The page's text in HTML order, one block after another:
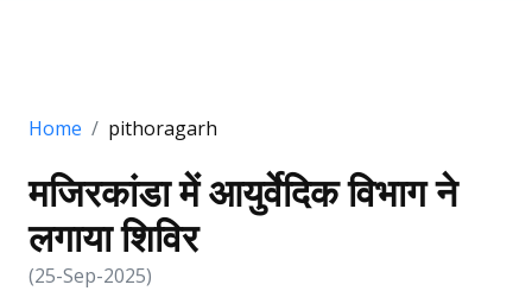
Home pithoragarh
मजिरकांडा में आयुर्वेदिक विभाग ने
लगाया शिविर
(25-Sep-2025)